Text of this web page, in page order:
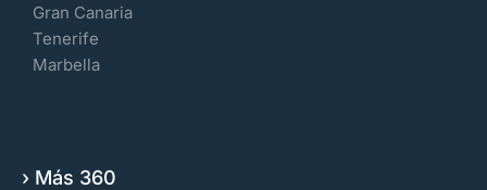
Gran Canaria
Tenerife
Marbella
› Más 360